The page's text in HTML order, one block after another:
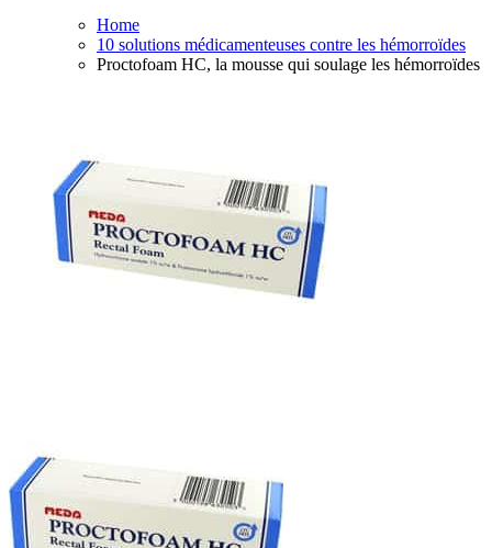
Home
10 solutions médicamenteuses contre les hémorroïdes
Proctofoam HC, la mousse qui soulage les hémorroïdes